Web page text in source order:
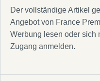
Der vollständige Artikel
Angebot von France
Werbung lesen oder sich
Zugang anmelden.